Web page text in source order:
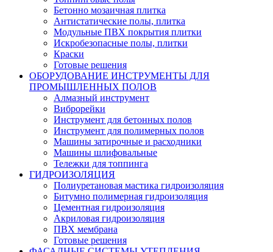
Бетонно мозаичная плитка
Антистатические полы, плитка
Модульные ПВХ покрытия плитки
Искробезопасные полы, плитки
Краски
Готовые решения
ОБОРУДОВАНИЕ ИНСТРУМЕНТЫ ДЛЯ
ПРОМЫШЛЕННЫХ ПОЛОВ
Алмазный инструмент
Виброрейки
Инструмент для бетонных полов
Инструмент для полимерных полов
Машины затирочные и расходники
Машины шлифовальные
Тележки для топпинга
ГИДРОИЗОЛЯЦИЯ
Полиуретановая мастика гидроизоляция
Битумно полимерная гидроизоляция
Цементная гидроизоляция
Акриловая гидроизоляция
ПВХ мембрана
Готовые решения